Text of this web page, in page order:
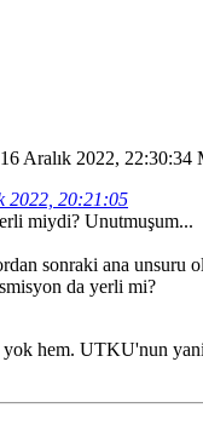
Aralık 2022, 22:30:34
2022, 20:21:05
miydi? Unutmuşum...
sonraki ana unsuru
da yerli mi?
hem. UTKU'nun